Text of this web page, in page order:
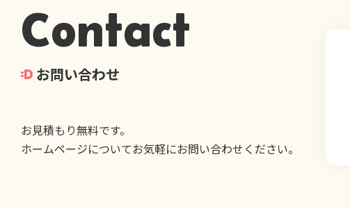
Contact
お問い合わせ
お見積もり無料です。
ホームページについてお気軽にお問い合わせください。